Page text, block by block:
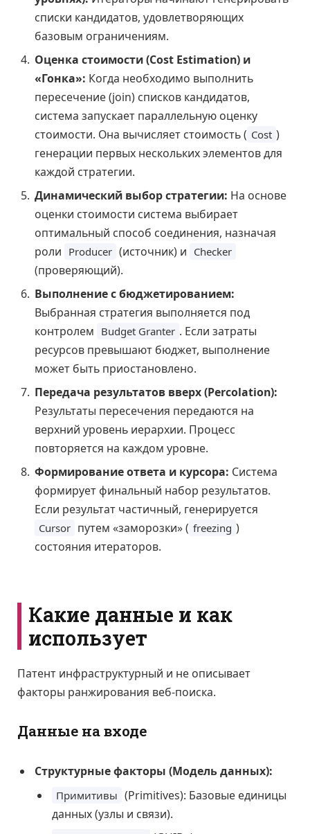
списки кандидатов, удовлетворяющих
базовым ограничениям.
Оценка стоимости (Cost Estimation) и
«Гонка»: Когда необходимо выполнить
пересечение (join) списков кандидатов,
система запускает параллельную оценку
стоимости. Она вычисляет стоимость ( Cost )
генерации первых нескольких элементов для
каждой стратегии.
Динамический выбор стратегии: На основе
оценки стоимости система выбирает
оптимальный способ соединения, назначая
роли Producer (источник) и Checker
(проверяющий).
Выполнение с бюджетированием:
Выбранная стратегия выполняется под
контролем Budget Granter . Если затраты
ресурсов превышают бюджет, выполнение
может быть приостановлено.
Передача результатов вверх (Percolation):
Результаты пересечения передаются на
верхний уровень иерархии. Процесс
повторяется на каждом уровне.
Формирование ответа и курсора: Система
формирует финальный набор результатов.
Если результат частичный, генерируется
Cursor путем «заморозки» ( freezing )
состояния итераторов.
Какие данные и как
использует
Патент инфраструктурный и не описывает
факторы ранжирования веб-поиска.
Данные на входе
Структурные факторы (Модель данных):
Примитивы (Primitives): Базовые единицы
данных (узлы и связи).